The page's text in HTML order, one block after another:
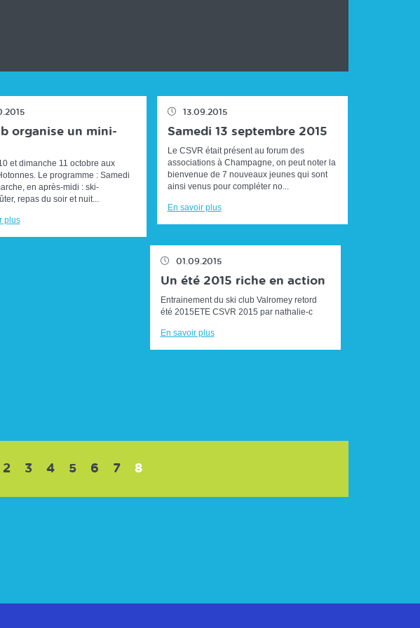
organise un mini-
et dimanche 11 octobre aux
Le programme : Samedi
en après-midi : ski-
repas du soir et nuit...
plus
13.09.2015
Samedi 13 septembre 2015
Le CSVR était présent au forum des
associations à Champagne, on peut noter la
bienvenue de 7 nouveaux jeunes qui sont
ainsi venus pour compléter no...
En savoir plus
01.09.2015
Un été 2015 riche en action
Entrainement du ski club Valromey retord
été 2015ETE CSVR 2015 par nathalie-c
En savoir plus
2 3 4 5 6 7 8(current)